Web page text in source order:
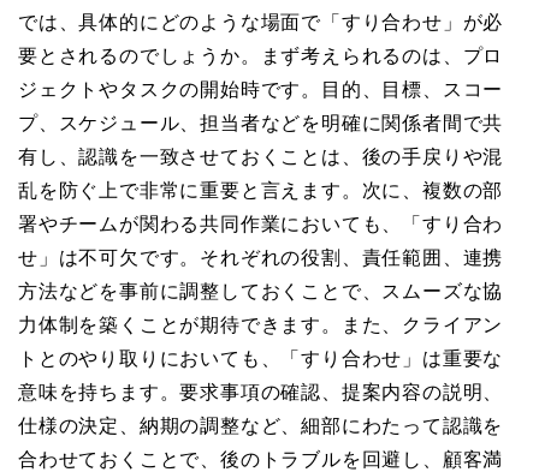
では、具体的にどのような場面で「すり合わせ」が必
要とされるのでしょうか。まず考えられるのは、プロ
ジェクトやタスクの開始時です。目的、目標、スコー
プ、スケジュール、担当者などを明確に関係者間で共
有し、認識を一致させておくことは、後の手戻りや混
乱を防ぐ上で非常に重要と言えます。次に、複数の部
署やチームが関わる共同作業においても、「すり合わ
せ」は不可欠です。それぞれの役割、責任範囲、連携
方法などを事前に調整しておくことで、スムーズな協
力体制を築くことが期待できます。また、クライアン
トとのやり取りにおいても、「すり合わせ」は重要な
意味を持ちます。要求事項の確認、提案内容の説明、
仕様の決定、納期の調整など、細部にわたって認識を
合わせておくことで、後のトラブルを回避し、顧客満